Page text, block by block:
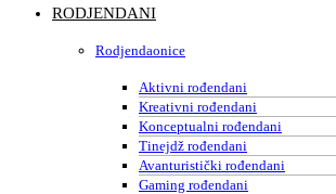
RODJENDANI
Rodjendaonice
Aktivni rođendani
Kreativni rođendani
Konceptualni rođendani
Tinejdž rođendani
Avanturistički rođendani
Gaming rođendani